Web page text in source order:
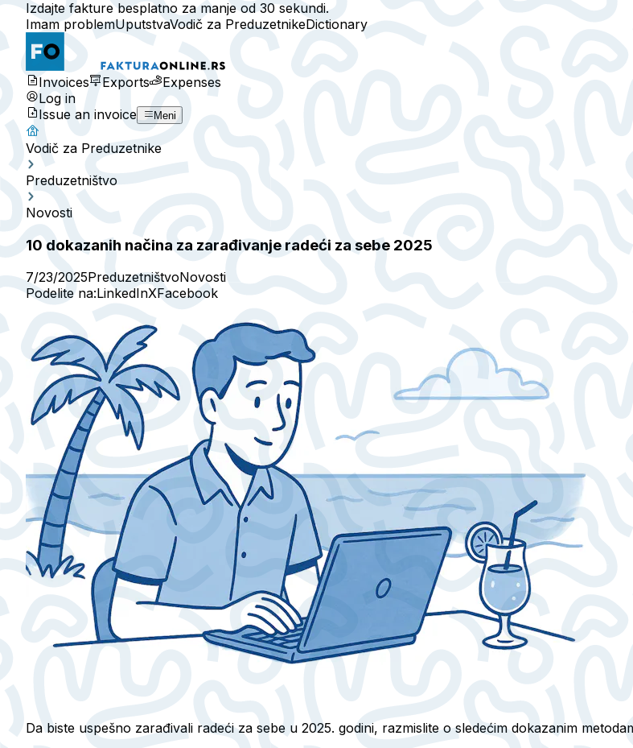
Izdajte fakture besplatno za manje od 30 sekundi.
Imam problemUputstvaVodič za PreduzetnikeDictionary
Invoices Exports
Expenses
Log in
Issue an invoice
Meni
Vodič za Preduzetnike
Preduzetništvo
Novosti
10 dokazanih načina za zarađivanje radeći za sebe 2025
7/23/2025PreduzetništvoNovosti
Podelite na:LinkedInXFacebook
Da biste uspešno zarađivali radeći za sebe u 2025. godini, razmislite o sledećim dokazanim